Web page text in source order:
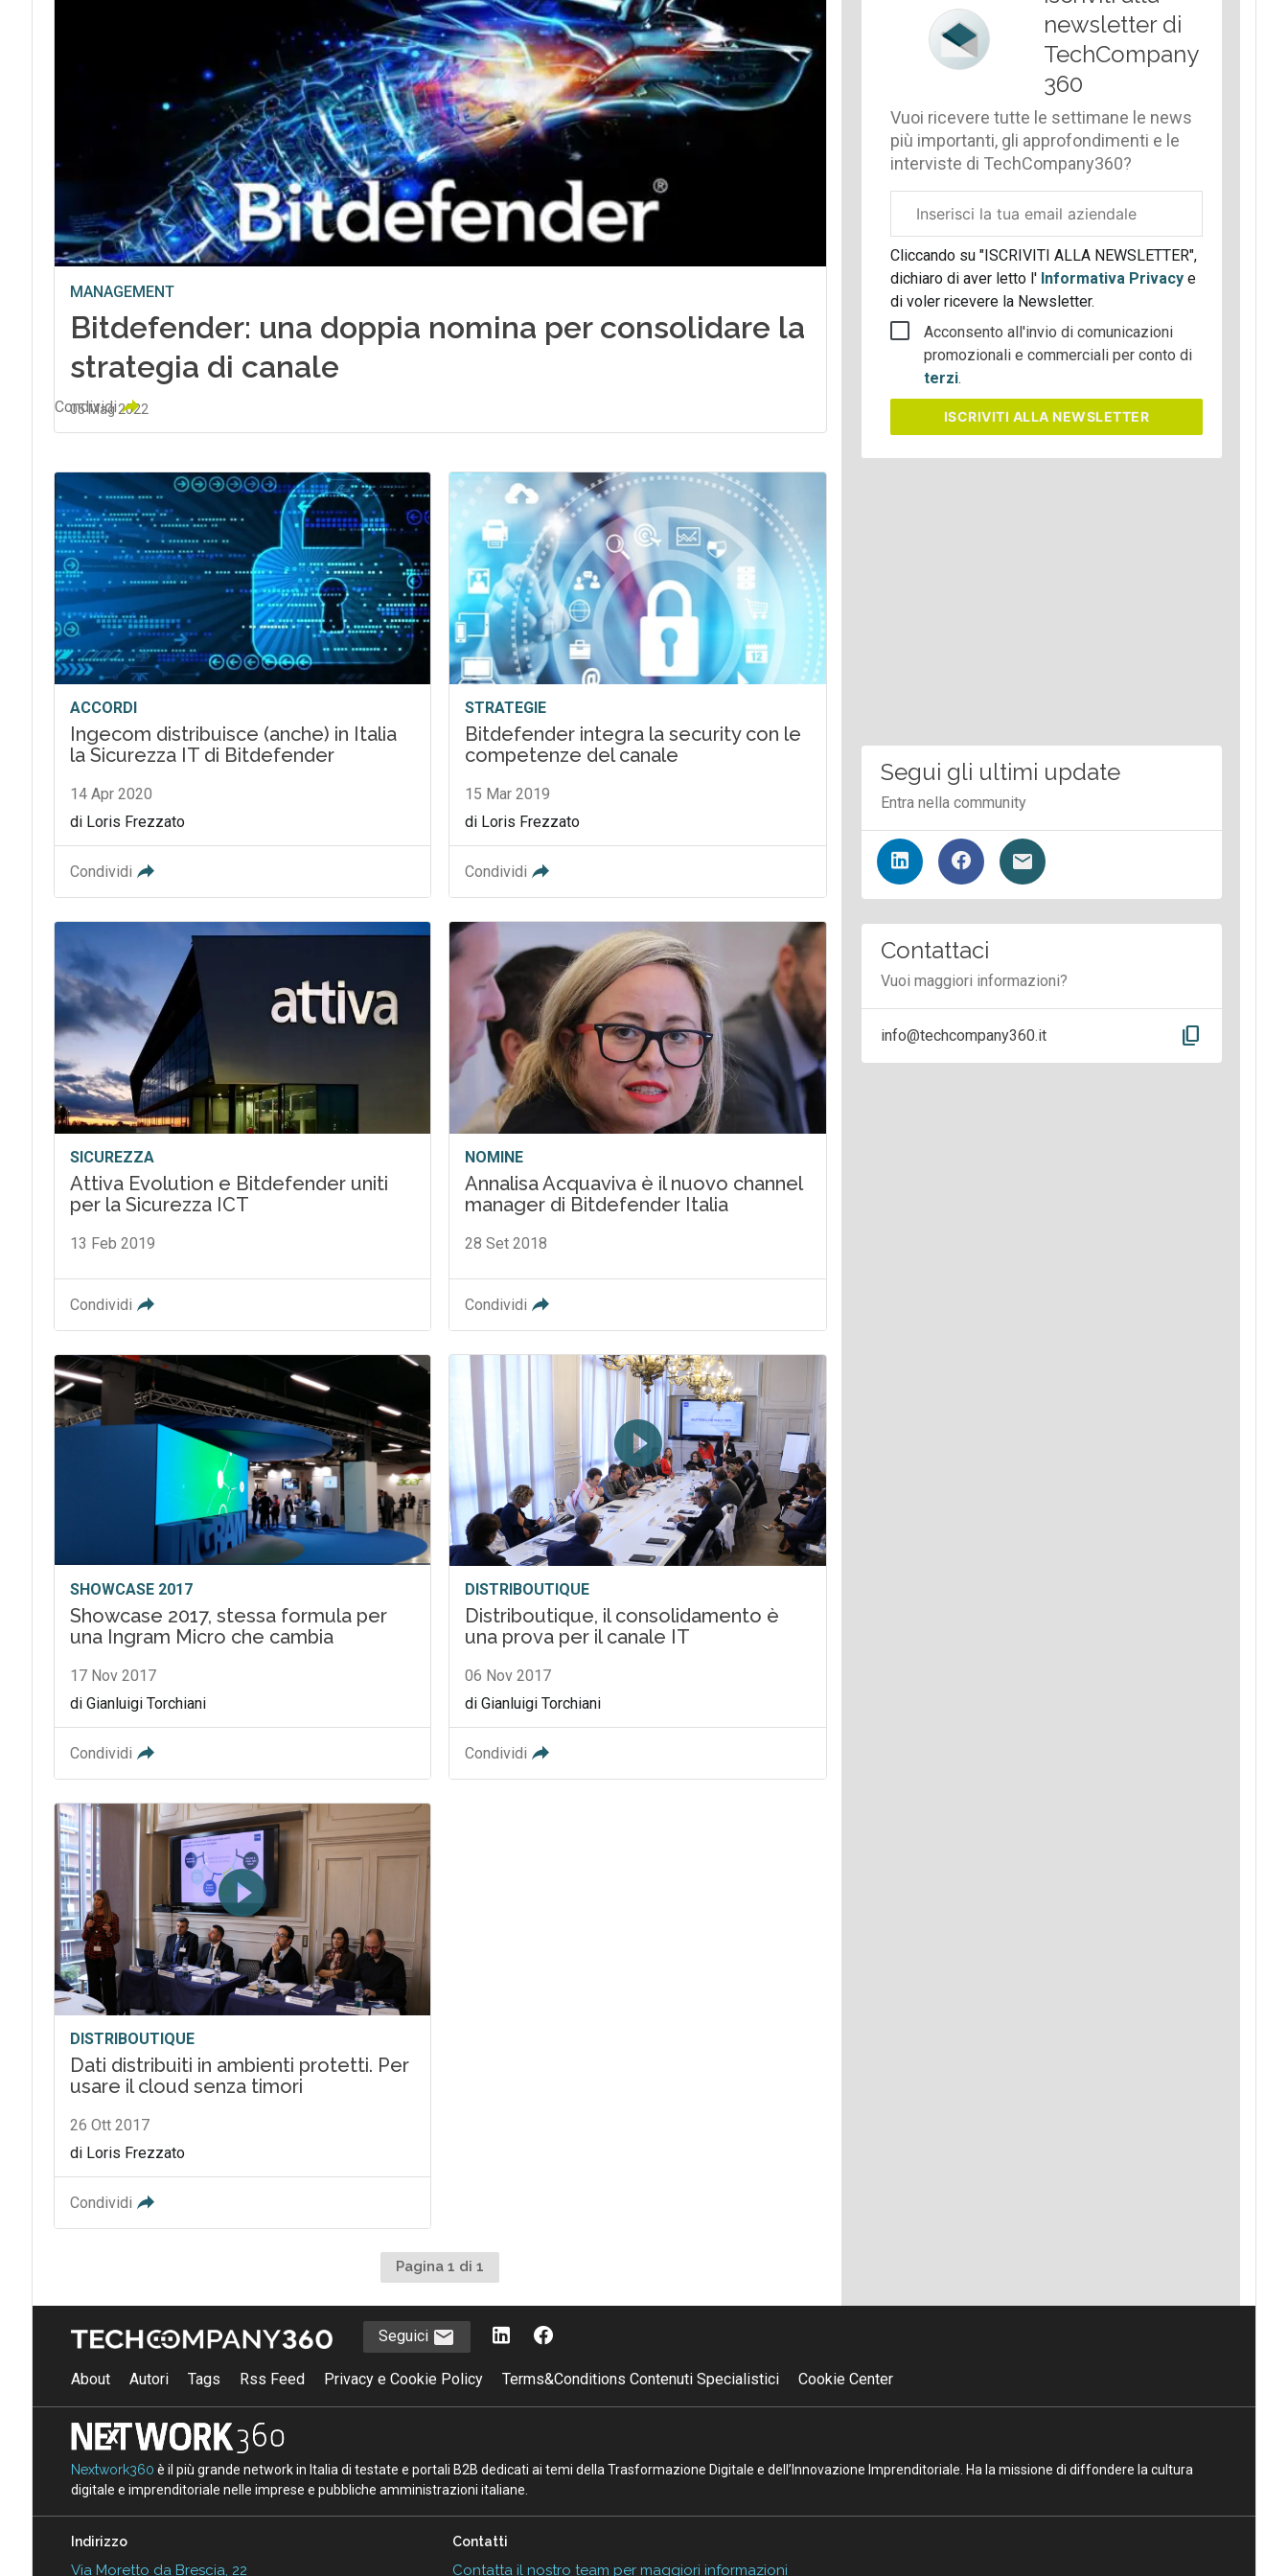
MANAGEMENT
Bitdefender: una doppia nomina per consolidare la
strategia di canale
05 Mag 2022
Condividi
ACCORDI
Ingecom distribuisce (anche) in Italia
la Sicurezza IT di Bitdefender
14 Apr 2020
di Loris Frezzato
Condividi
STRATEGIE
Bitdefender integra la security con le
competenze del canale
15 Mar 2019
di Loris Frezzato
Condividi
SICUREZZA
Attiva Evolution e Bitdefender uniti
per la Sicurezza ICT
13 Feb 2019
Condividi
NOMINE
Annalisa Acquaviva è il nuovo channel
manager di Bitdefender Italia
28 Set 2018
Condividi
SHOWCASE 2017
Showcase 2017, stessa formula per
una Ingram Micro che cambia
17 Nov 2017
di Gianluigi Torchiani
Condividi
DISTRIBOUTIQUE
Distriboutique, il consolidamento è
una prova per il canale IT
06 Nov 2017
di Gianluigi Torchiani
Condividi
DISTRIBOUTIQUE
Dati distribuiti in ambienti protetti. Per
usare il cloud senza timori
26 Ott 2017
di Loris Frezzato
Condividi
Pagina 1 di 1
newsletter di
TechCompany
360
Vuoi ricevere tutte le settimane le news
più importanti, gli approfondimenti e le
interviste di TechCompany360?
aziendale
Cliccando su "ISCRIVITI ALLA NEWSLETTER",
dichiaro di aver letto l'Informativa Privacy e
di voler ricevere la Newsletter.
Acconsento all'invio di comunicazioni
promozionali e commerciali per conto di
terzi.
ISCRIVITI ALLA NEWSLETTER
Segui gli ultimi update
Entra nella community
Contattaci
Vuoi maggiori informazioni?
info@techcompany360.it content_copy
Seguici
About Autori Tags Rss Feed Privacy e Cookie Policy Terms&Conditions Contenuti Specialistici Cookie Center
Nextwork360 è il più grande network in Italia di testate e portali B2B dedicati ai temi della Trasformazione Digitale e dell’Innovazione Imprenditoriale. Ha la missione di diffondere la cultura
digitale e imprenditoriale nelle imprese e pubbliche amministrazioni italiane.
Indirizzo
Via Moretto da Brescia, 22
Contatti
Contatta il nostro team per maggiori informazioni